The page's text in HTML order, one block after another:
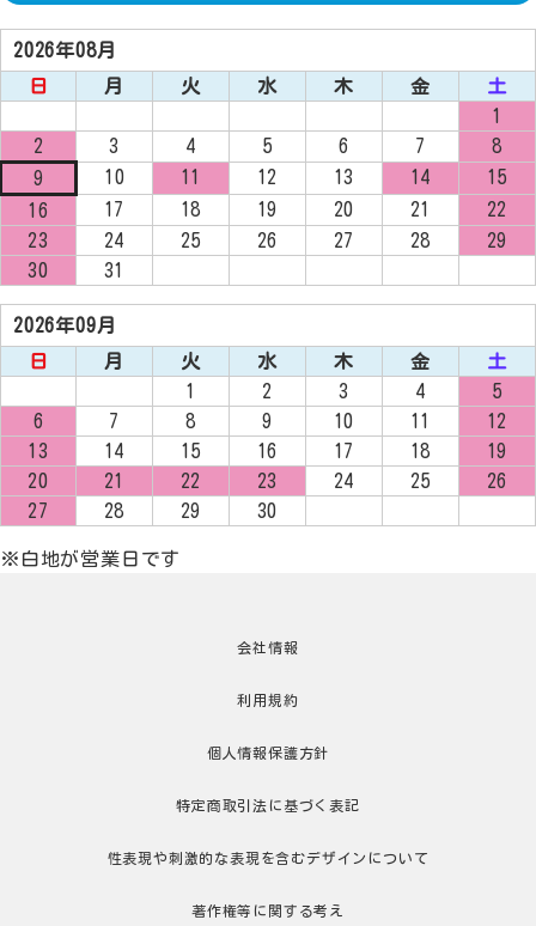
2026年08月
日
月 火 水 木 金
土
1
2
3 4 5 6 7
8
9
10 11 12 13 14
15
16
17 18 19 20 21
22
23
24 25 26 27 28
29
30
31
2026年09月
日
月 火 水 木 金
土
1
2 3 4
5
6
7 8 9 10 11
12
13
14 15 16 17 18
19
20
21 22 23 24 25
26
27
28 29 30
※白地が営業日です
会社情報
利用規約
個人情報保護方針
特定商取引法に基づく表記
性表現や刺激的な表現を含むデザインについて
著作権等に関する考え